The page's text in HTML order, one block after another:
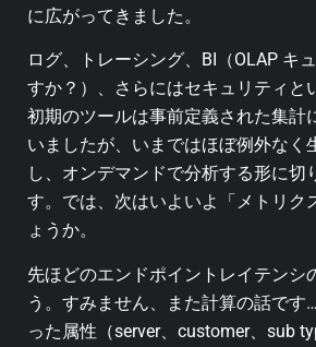
に広がってきました。
ログ、トレーシング、BI（OLAP キ
すか？）、さらにはセキュリティと
初期のツールは事前定義された集計
いましたが、いまではほぼ例外なく
し、オンデマンドで分析する形に切
す。では、次はいよいよ「メトリク
ょうか。
先ほどのエンドポイントレイテンシ
う。すみません、また計算の話です
った属性（server、customer、sub